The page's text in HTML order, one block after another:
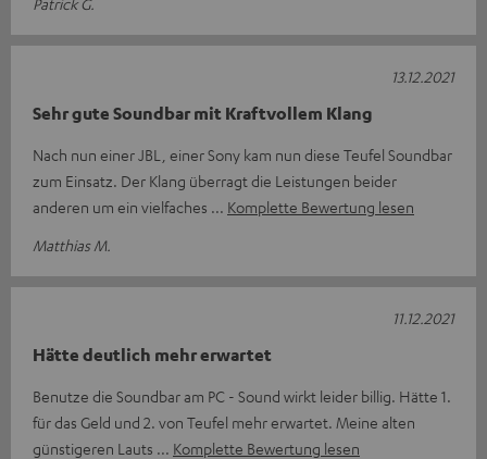
Sehr gute Soundbar mit Kraftvollem Klang
Nach nun einer JBL, einer Sony kam nun diese Teufel Soundbar
zum Einsatz. Der Klang überragt die Leistungen beider
anderen um ein vielfaches
Komplette Bewertung lesen
Matthias M.
13.12.2021
Hätte deutlich mehr erwartet
Benutze die Soundbar am PC - Sound wirkt leider billig. Hätte 1.
für das Geld und 2. von Teufel mehr erwartet. Meine alten
günstigeren Lauts
Komplette Bewertung lesen
11.12.2021